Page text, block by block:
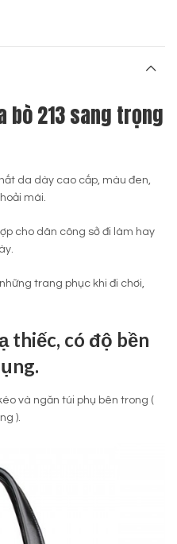
bò 213 sang trọng
da dày cao cấp, màu đen,
mái.
cho dân công sở đi làm hay
trang phục khi đi chơi,
thiếc, có độ bền
và ngăn túi phụ bên trong (
).